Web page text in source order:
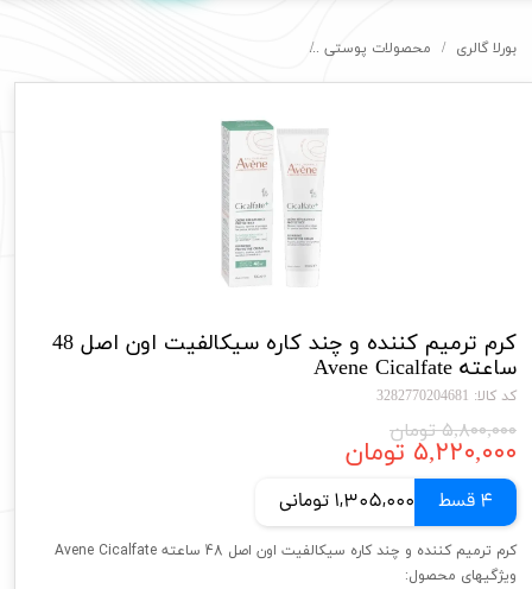
بورلا گالری محصولات پوستی
کرم ترمیم کننده و چند کاره سیکالفیت اون اصل 48
ساعته Avene Cicalfate
کد کالا: 3282770204681
۵,۸۰۰,۰۰۰ تومان
۵,۲۲۰,۰۰۰ تومان
4 قسط 1,305,000 تومانی
کرم ترمیم کننده و چند کاره سیکالفیت اون اصل 48 ساعته Avene Cicalfate
ویژگیهای محصول: